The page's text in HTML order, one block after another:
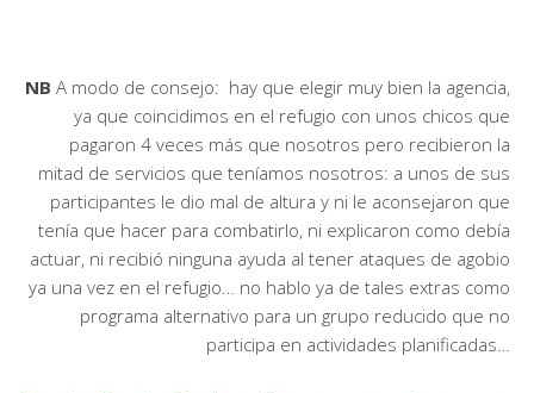
NB A modo de consejo: hay que elegir muy bien la agencia,
ya que coincidimos en el refugio con unos chicos que
pagaron 4 veces más que nosotros pero recibieron la
mitad de servicios que teníamos nosotros: a unos de sus
participantes le dio mal de altura y ni le aconsejaron que
tenía que hacer para combatirlo, ni explicaron como debía
actuar, ni recibió ninguna ayuda al tener ataques de agobio
ya una vez en el refugio… no hablo ya de tales extras como
programa alternativo para un grupo reducido que no
participa en actividades planificadas…